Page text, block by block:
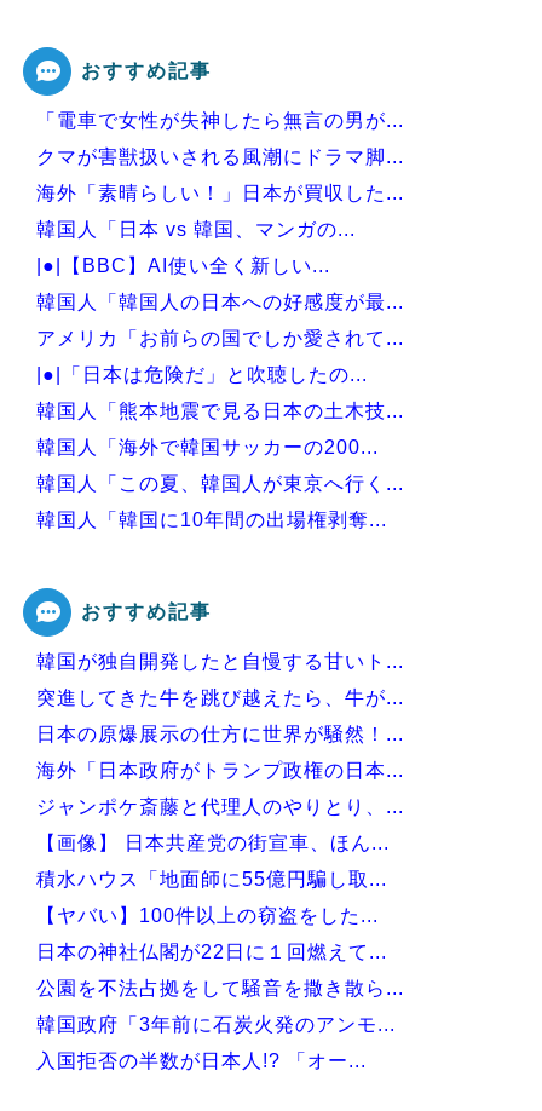
おすすめ記事
「電車で女性が失神したら無言の男が...
クマが害獣扱いされる風潮にドラマ脚...
海外「素晴らしい！」日本が買収した...
韓国人「日本 vs 韓国、マンガの...
|●|【BBC】AI使い全く新しい...
韓国人「韓国人の日本への好感度が最...
アメリカ「お前らの国でしか愛されて...
|●|「日本は危険だ」と吹聴したの...
韓国人「熊本地震で見る日本の土木技...
韓国人「海外で韓国サッカーの200...
韓国人「この夏、韓国人が東京へ行く...
韓国人「韓国に10年間の出場権剥奪...
Powered by livedoor 相互RSS
おすすめ記事
韓国が独自開発したと自慢する甘いト...
突進してきた牛を跳び越えたら、牛が...
日本の原爆展示の仕方に世界が騒然！...
海外「日本政府がトランプ政権の日本...
ジャンポケ斎藤と代理人のやりとり、...
【画像】 日本共産党の街宣車、ほん...
積水ハウス「地面師に55億円騙し取...
【ヤバい】100件以上の窃盗をした...
日本の神社仏閣が22日に１回燃えて...
公園を不法占拠をして騒音を撒き散ら...
韓国政府「3年前に石炭火発のアンモ...
入国拒否の半数が日本人!? 「オー...